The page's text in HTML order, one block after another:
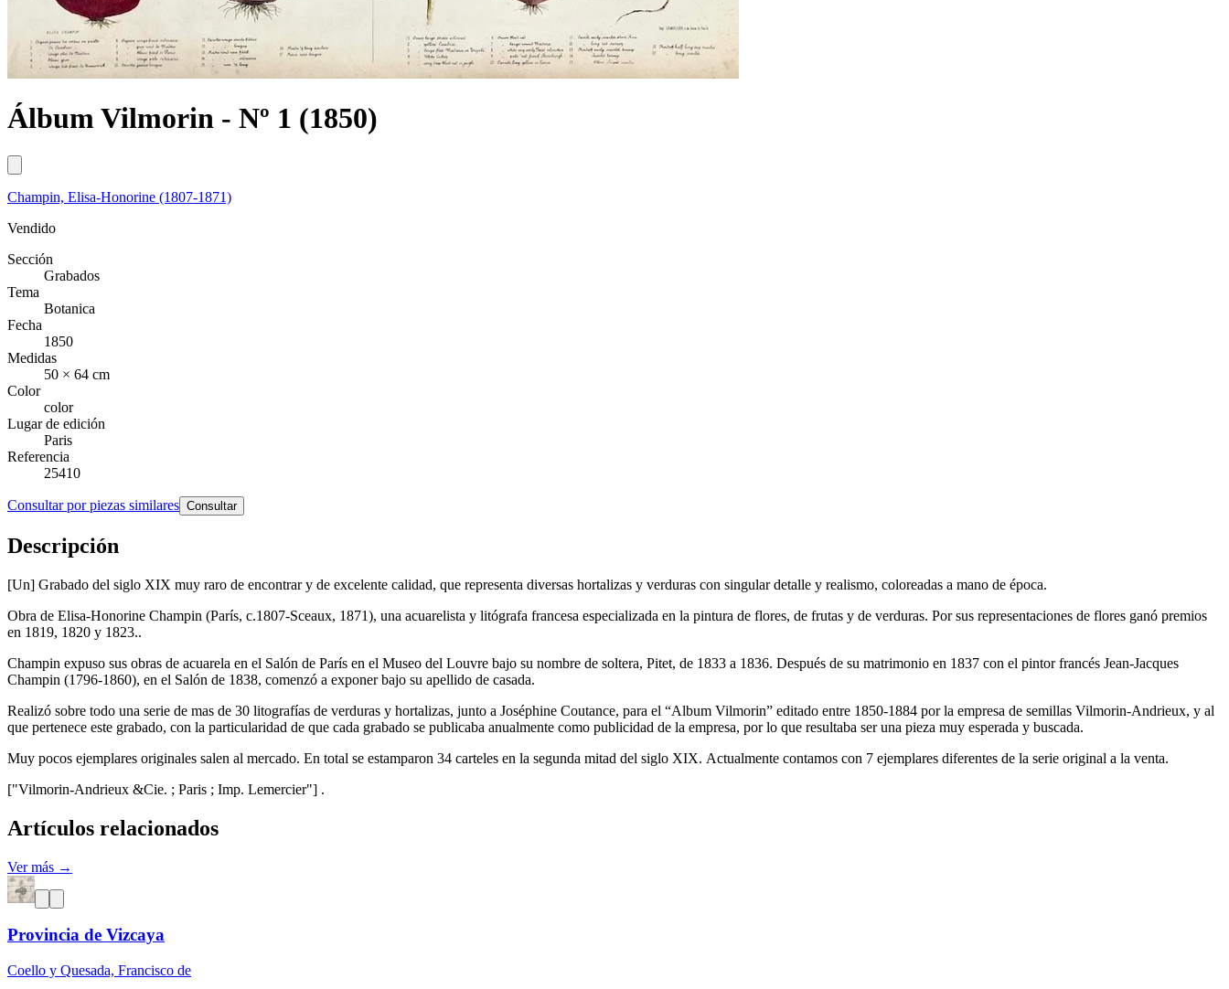
Álbum Vilmorin - Nº 1 (1850)
Champin, Elisa-Honorine (1807-1871)
Vendido
Sección
Grabados
Tema
Botanica
Fecha
1850
Medidas
50 × 64 cm
Color
color
Lugar de edición
Paris
Referencia
25410
Consultar por piezas similares Consultar
Descripción
[Un] Grabado del siglo XIX muy raro de encontrar y de excelente calidad, que representa diversas hortalizas y verduras con singular detalle y realismo, coloreadas a mano de época.
Obra de Elisa-Honorine Champin (París, c.1807-Sceaux, 1871), una acuarelista y litógrafa francesa especializada en la pintura de flores, de frutas y de verduras. ​Por sus representaciones de flores ganó premios
en 1819, 1820 y 1823..
Champin expuso sus obras de acuarela en el Salón de París en el Museo del Louvre bajo su nombre de soltera, Pitet, de 1833 a 1836. Después de su matrimonio en 1837 con el pintor francés Jean-Jacques
Champin (1796-1860), en el Salón de 1838, comenzó a exponer bajo su apellido de casada.
Realizó sobre todo una serie de mas de 30 litografías de verduras y hortalizas,​ junto a Joséphine Coutance, para el “Album Vilmorin” editado entre 1850-1884 por la empresa de semillas Vilmorin-Andrieux, y al
que pertenece este grabado, con la particularidad de que cada grabado se publicaba anualmente como publicidad de la empresa, por lo que resultaba ser una pieza muy esperada y buscada.
Muy pocos ejemplares originales salen al mercado. En total se estamparon 34 carteles en la segunda mitad del siglo XIX. Actualmente contamos con 7 ejemplares diferentes de la serie original a la venta.
["Vilmorin-Andrieux &Cie. ; Paris ; Imp. Lemercier"] .
Artículos relacionados
Ver más →
Provincia de Vizcaya
Coello y Quesada, Francisco de